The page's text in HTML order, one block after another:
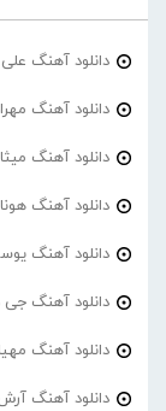
دانلود آهنگ
دانلود آهنگ
دانلود آهنگ
دانلود آهنگ
دانلود آهنگ
دانلود آهنگ جی
دانلود آهنگ
دانلود آهنگ